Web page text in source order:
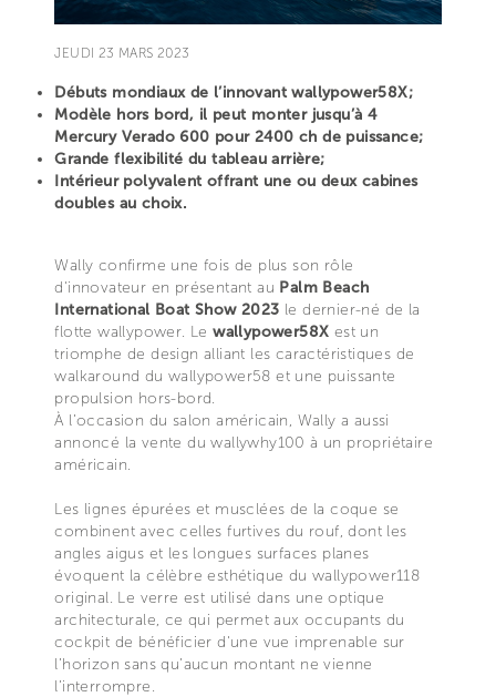
JEUDI 23 MARS 2023
Débuts mondiaux de l’innovant wallypower58X;
Modèle hors bord, il peut monter jusqu’à 4
Mercury Verado 600 pour 2400 ch de puissance;
Grande flexibilité du tableau arrière;
Intérieur polyvalent offrant une ou deux cabines
doubles au choix.
Wally confirme une fois de plus son rôle
d'innovateur en présentant au Palm Beach
International Boat Show 2023 le dernier-né de la
flotte wallypower. Lewallypower58X est un
triomphe de design alliant les caractéristiques de
walkaround du wallypower58 et une puissante
propulsion hors-bord.
À l’occasion du salon américain, Wally a aussi
annoncé la vente du wallywhy100 à un propriétaire
américain.
Les lignes épurées et musclées de la coque se
combinent avec celles furtives du rouf, dont les
angles aigus et les longues surfaces planes
évoquent la célèbre esthétique du wallypower118
original. Le verre est utilisé dans une optique
architecturale, ce qui permet aux occupants du
cockpit de bénéficier d'une vue imprenable sur
l’horizon sans qu’aucun montant ne vienne
l’interrompre.